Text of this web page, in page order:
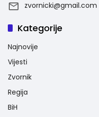
zvornicki@gmail.com
Kategorije
Najnovije
Vijesti
Zvornik
Regija
BiH